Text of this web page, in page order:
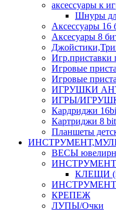
аксесcуары к
Шнуры
Аксессуары 16
Аксесуары 8
Игр.приставки
Игровые
Игровые
ИГРУШКИ
ИГРЫ/
Кардриджи
Картриджи 8 bit
Планшеты
ВЕСЫ
КЛЕЩИ
КРЕПЕЖ
ЛУПЫ/Очки